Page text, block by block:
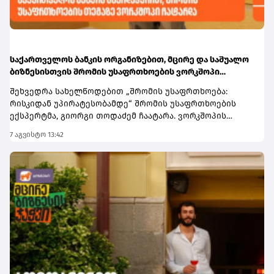
ეწვიეთ ბმულს.
საქართველოს ბანკის ორგანიზებით, მცირე და საშუალო
ბიზნესისთვის შრომის უსაფრთხოების ვორკშოპი
შეხვედრა სახელწოდებით „შრომის უსაფრთხოება:
რისკიდან უპირატესობამდე“ შრომის უსაფრთხოების
ექსპერტმა, გიორგი თოდაძემ ჩაატარა. ვორკშოპის
იმის შესახებ, თუ როგორ იქცევა უსაფრთხოების
სტანდარტების დანერგვა ბიზნესის მდგრადი
განვითარების, ფინანსური სტაბილურობისა და
რეპუტაციის გაძლიერების ინსტრუმენტად.ღონისძიებაზე
განხილული იყო ისეთი მნიშვნელოვანი საკითხები,
როგორიცაა უსაფრთხოების ეკონომიკა და ინვესტიციის
უკუგება (ROI); როგორ გადაიქცეს უსაფრთხოება ბიზნესის
სტრატეგიულ უპირატესობად; თანამშრომელთა
რესურსების მართვა; ლიდერის როლი უსაფრთხოების
კულტურის ჩამოყალიბებაში და ნდობაზე დაფუძნებული
სამუშაო გარემოს შექმნა.მონაწილეებმა ასევე მიიღეს
7 აგვისტო 13:42